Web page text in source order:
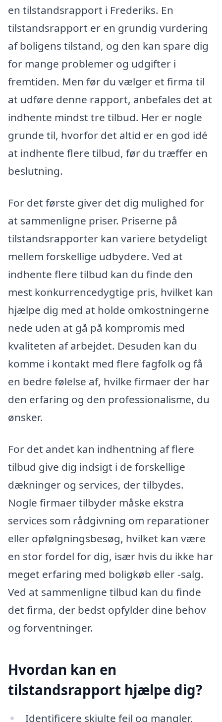
en tilstandsrapport i Frederiks. En
tilstandsrapport er en grundig vurdering
af boligens tilstand, og den kan spare dig
for mange problemer og udgifter i
fremtiden. Men før du vælger et firma til
at udføre denne rapport, anbefales det at
indhente mindst tre tilbud. Her er nogle
grunde til, hvorfor det altid er en god idé
at indhente flere tilbud, før du træffer en
beslutning.
For det første giver det dig mulighed for
at sammenligne priser. Priserne på
tilstandsrapporter kan variere betydeligt
mellem forskellige udbydere. Ved at
indhente flere tilbud kan du finde den
mest konkurrencedygtige pris, hvilket kan
hjælpe dig med at holde omkostningerne
nede uden at gå på kompromis med
kvaliteten af arbejdet. Desuden kan du
komme i kontakt med flere fagfolk og få
en bedre følelse af, hvilke firmaer der har
den erfaring og den professionalisme, du
ønsker.
For det andet kan indhentning af flere
tilbud give dig indsigt i de forskellige
dækninger og services, der tilbydes.
Nogle firmaer tilbyder måske ekstra
services som rådgivning om reparationer
eller opfølgningsbesøg, hvilket kan være
en stor fordel for dig, især hvis du ikke har
meget erfaring med boligkøb eller -salg.
Ved at sammenligne tilbud kan du finde
det firma, der bedst opfylder dine behov
og forventninger.
Hvordan kan en
tilstandsrapport hjælpe dig?
Identificere skjulte fejl og mangler,